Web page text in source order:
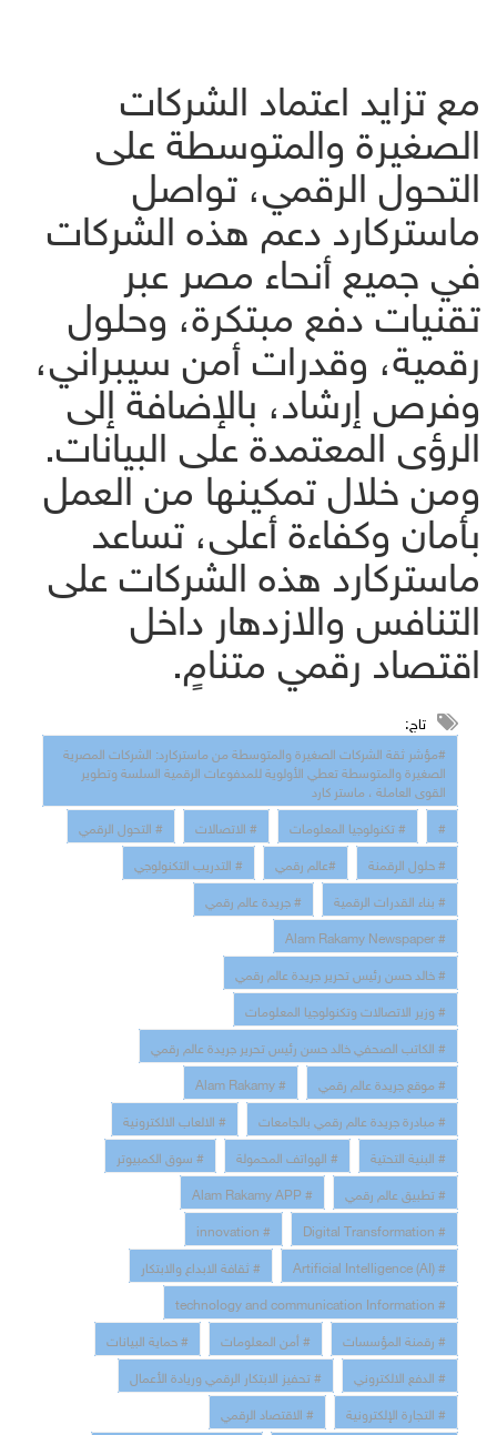
مع تزايد اعتماد الشركات
الصغيرة والمتوسطة على
التحول الرقمي، تواصل
ماستركارد دعم هذه الشركات
في جميع أنحاء مصر عبر
تقنيات دفع مبتكرة، وحلول
رقمية، وقدرات أمن سيبراني،
وفرص إرشاد، بالإضافة إلى
الرؤى المعتمدة على البيانات.
ومن خلال تمكينها من العمل
بأمان وكفاءة أعلى، تساعد
ماستركارد هذه الشركات على
التنافس والازدهار داخل
اقتصاد رقمي متنامٍ.
تاج:
#مؤشر ثقة الشركات الصغيرة والمتوسطة من ماستركارد: الشركات المصرية
الصغيرة والمتوسطة تعطي الأولوية للمدفوعات الرقمية السلسة وتطوير
القوى العاملة ، ماستر كارد
#
# تكنولوجيا المعلومات # الاتصالات
# التحول الرقمي
# حلول الرقمنة
#عالم رقمي
# التدريب التكنولوجي
# بناء القدرات الرقمية
# جريدة عالم رقمي
# Alam Rakamy Newspaper
# خالد حسن رئيس تحرير جريدة عالم رقمي
# وزير الاتصالات وتكنولوجيا المعلومات
# الكاتب الصحفي خالد حسن رئيس تحرير جريدة عالم رقمي
# موقع جريدة عالم رقمي
# Alam Rakamy
# مبادرة جريدة عالم رقمي بالجامعات
# الالعاب الالكترونية
# البنية التحتية
# الهواتف المحمولة
# سوق الكمبيوتر
# تطبيق عالم رقمي
# Alam Rakamy APP
# Digital Transformation
# innovation
# Artificial Intelligence (AI)
# ثقافة الابداع والابتكار
# technology and communication Information
# رقمنة المؤسسات
# أمن المعلومات
# حماية البيانات
# الدفع الالكتروني
# تحفيز الابتكار الرقمي وريادة الأعمال
# التجارة الإلكترونية
# الاقتصاد الرقمي